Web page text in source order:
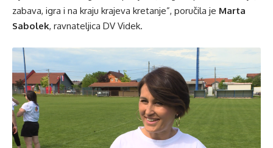
zabava, igra i na kraju krajeva kretanje”, poručila je Marta
Sabolek, ravnateljica DV Videk.